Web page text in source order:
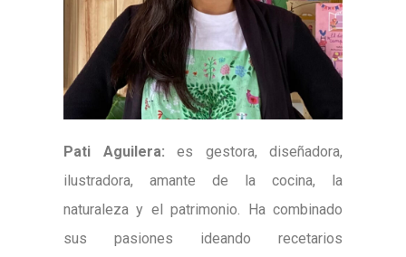
Pati Aguilera: es gestora, diseñadora,
ilustradora, amante de la cocina, la
naturalezay el patrimonio. Ha combinado
sus pasiones ideando recetarios